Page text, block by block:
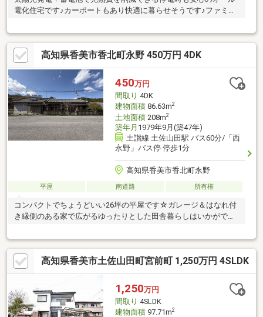
電化住宅です♪カーポートもあり快適に暮らせそうです♪ファミリ
高知県香美市香北町永野 450万円 4DK
450万円
間取り 4DK
建物面積86.63m2
土地面積208m2
築年月 1979年9月(築47年)
土讃線 土佐山田駅 バス60分/「西
永野」バス停 停歩1分
高知県香美市香北町永野
平屋 南道路 所有権
コンパクトでちょうどいい26坪の平屋です☆ガレージ＆はなれ付
き縁側のある家で広がるゆったりとした田舎暮らしはいかがです
高知県香美市土佐山田町宮前町 1,250万円 4SLDK
1,250万円
間取り 4SLDK
建物面積97.71m2